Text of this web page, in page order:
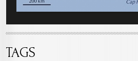
TAGS